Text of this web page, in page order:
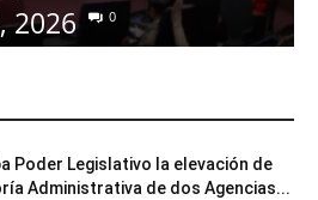
2026 0
Poder Legislativo la elevación de
Administrativa de dos Agencias...